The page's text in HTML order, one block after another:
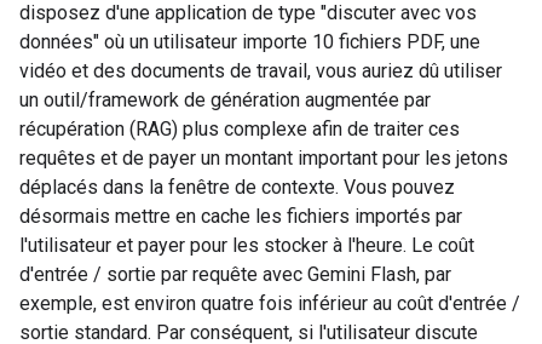
disposez d'une application de type "discuter avec vos
données" où un utilisateur importe 10 fichiers PDF, une
vidéo et des documents de travail, vous auriez dû utiliser
un outil/framework de génération augmentée par
récupération (RAG) plus complexe afin de traiter ces
requêtes et de payer un montant important pour les jetons
déplacés dans la fenêtre de contexte. Vous pouvez
désormais mettre en cache les fichiers importés par
l'utilisateur et payer pour les stocker à l'heure. Le coût
d'entrée / sortie par requête avec Gemini Flash, par
exemple, est environ quatre fois inférieur au coût d'entrée /
sortie standard. Par conséquent, si l'utilisateur discute